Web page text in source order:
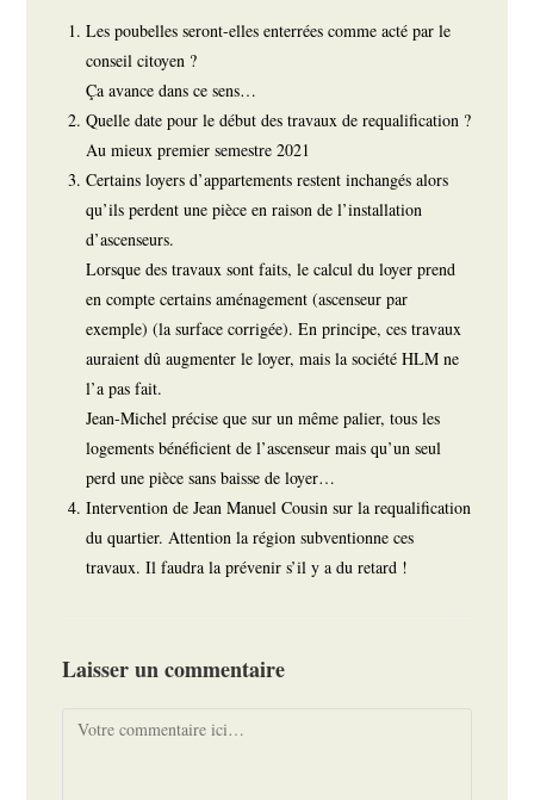
Les poubelles seront-elles enterrées comme acté par le
conseil citoyen ?
Ça avance dans ce sens…
Quelle date pour le début des travaux de requalification ?
Au mieux premier semestre 2021
Certains loyers d’appartements restent inchangés alors
qu’ils perdent une pièce en raison de l’installation
d’ascenseurs.
Lorsque des travaux sont faits, le calcul du loyer prend
en compte certains aménagement (ascenseur par
exemple) (la surface corrigée). En principe, ces travaux
auraient dû augmenter le loyer, mais la société HLM ne
l’a pas fait.
Jean-Michel précise que sur un même palier, tous les
logements bénéficient de l’ascenseur mais qu’un seul
perd une pièce sans baisse de loyer…
Intervention de Jean Manuel Cousin sur la requalification
du quartier. Attention la région subventionne ces
travaux. Il faudra la prévenir s’il y a du retard !
Laisser un commentaire
Comment